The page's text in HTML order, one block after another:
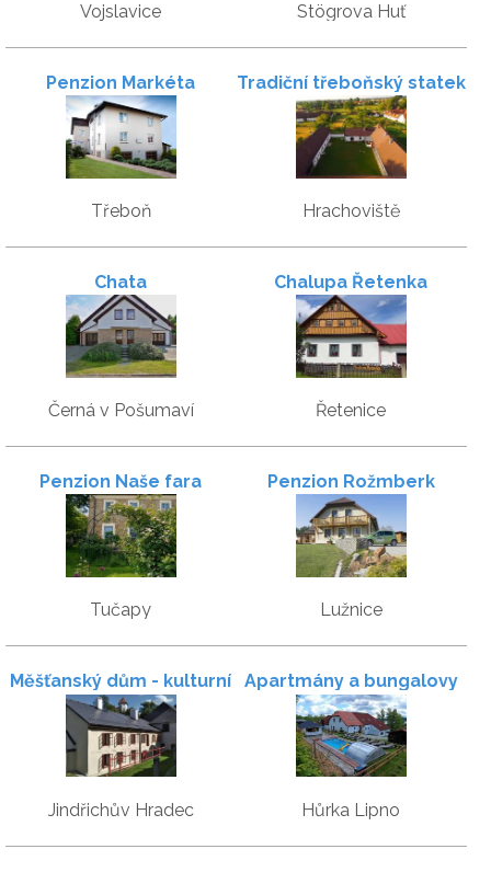
Vojslavice Stögrova Huť
Penzion Markéta
Třeboň
Tradiční třeboňský statek
u Šafářů
Hrachoviště
Chata
Černá v Pošumaví
Chalupa Řetenka
Řetenice
Penzion Naše fara
Tučapy
Penzion Rožmberk
Lužnice
Měšťanský dům - kulturní
památka
Jindřichův Hradec
Apartmány a bungalovy
EDER
Hůrka Lipno